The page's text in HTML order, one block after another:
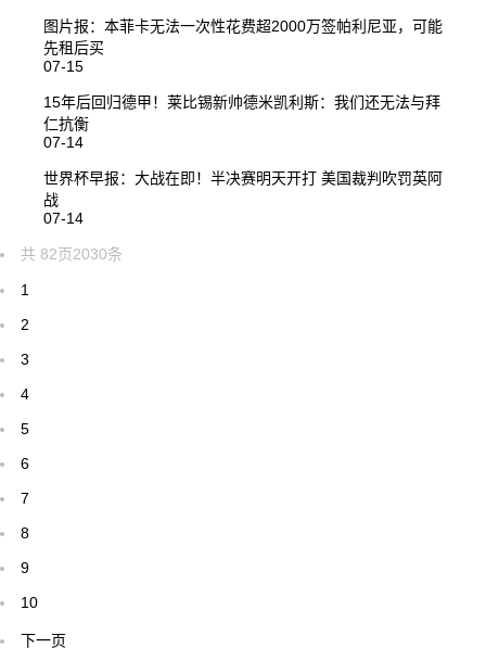
图片报：本菲卡无法一次性花费超2000万签帕利尼亚，可能
先租后买
07-15
15年后回归德甲！莱比锡新帅德米凯利斯：我们还无法与拜
仁抗衡
07-14
世界杯早报：大战在即！半决赛明天开打 美国裁判吹罚英阿
战
07-14
共 82页2030条
1
2
3
4
5
6
7
8
9
10
下一页